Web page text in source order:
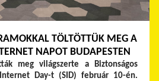
TÖLTÖTTÜK MEG A
NAPOT BUDAPESTEN
meg világszerte a Biztonságos
Day-t (SID) február 10-én.